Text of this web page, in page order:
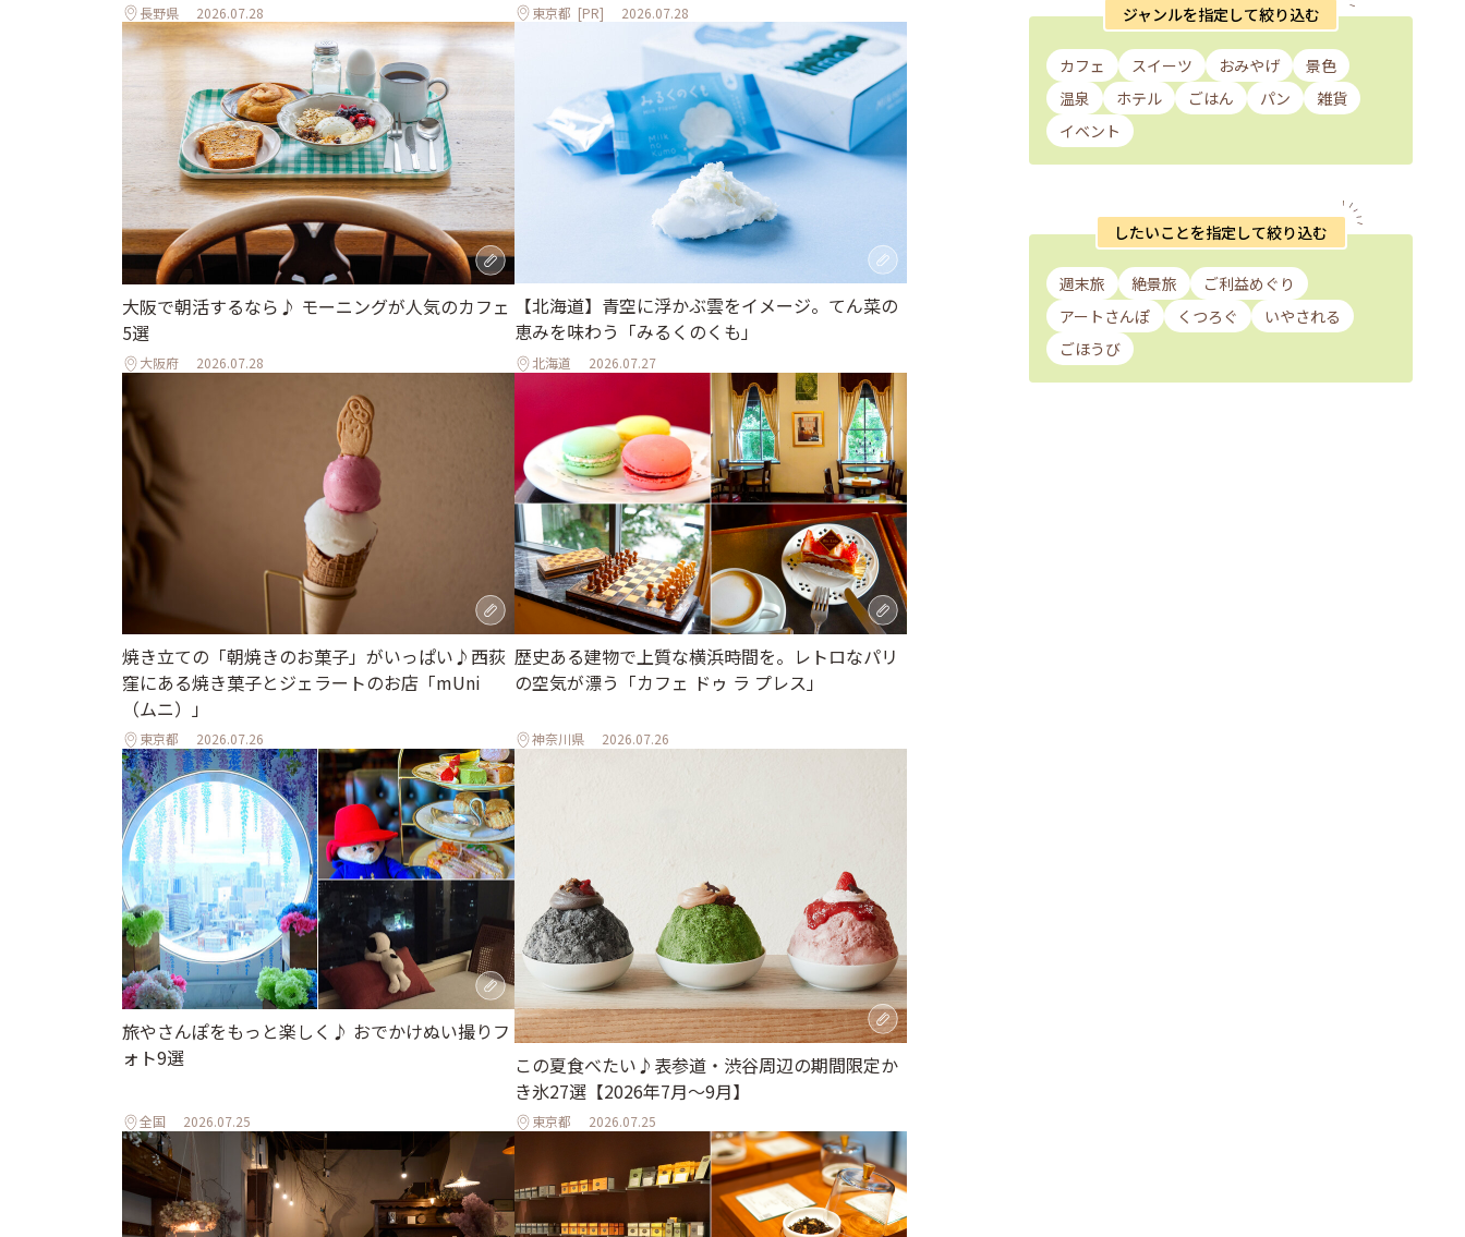
長野県 2026.07.28 東京都 [PR] 2026.07.28
大阪で朝活するなら♪ モーニングが人気のカフェ
5選
大阪府 2026.07.28
【北海道】青空に浮かぶ雲をイメージ。てん菜の
恵みを味わう「みるくのくも」
北海道 2026.07.27
焼き立ての「朝焼きのお菓子」がいっぱい♪西荻
窪にある焼き菓子とジェラートのお店「mUni
（ムニ）」
東京都 2026.07.26
歴史ある建物で上質な横浜時間を。レトロなパリ
の空気が漂う「カフェ ドゥ ラ プレス」
神奈川県 2026.07.26
旅やさんぽをもっと楽しく♪ おでかけぬい撮りフ
ォト9選
全国 2026.07.25
この夏食べたい♪表参道・渋谷周辺の期間限定か
き氷27選【2026年7月～9月】
東京都 2026.07.25
ジャンルを指定して絞り込む
カフェ スイーツ おみやげ
景色
温泉
ホテル ごはん パン
雑貨
イベント
したいことを指定して絞り込む
週末旅 絶景旅
ご利益めぐり
アートさんぽ
くつろぐ
いやされる
ごほうび